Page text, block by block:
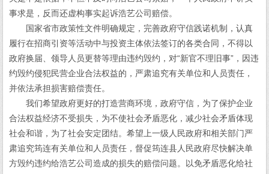
事求是，反而还虚构事实起诉浩艺公司赔偿。
国家省市政策性文件明确规定，完善政府守信践诺机制，认真
履行在招商引资等活动中与投资主体依法签订的各类合同，不得以
政府换届、领导人员更替等理由违约毁约，对“新官不理旧事”，因违
约毁约侵犯民营企业合法权益的，严肃追究有关单位和人员责任，
并依法承担损害赔偿责任。
我们希望政府更好的打造营商环境，政府守信，为了保护企业
合法权益经济不受损失，为不使社会矛盾恶化，减少社会矛盾体现
社会和谐，为了社会安定团结。希望上一级人民政府和相关部门严
肃追究筠连有关单位和人员责任，督促筠连县人民政府尽快解决单
方毁约违约给浩艺公司造成的损失的赔偿问题。以免矛盾恶化给社